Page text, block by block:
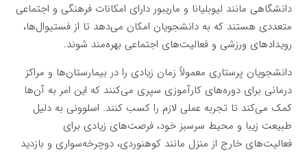
دانشگاهی مانند لیوبلیانا و ماریبور دارای امکانات فرهنگی و اجتماعی
متعددی هستند که به دانشجویان امکان می‌دهد تا از فستیوال‌ها،
رویدادهای ورزشی و فعالیت‌های اجتماعی بهره‌مند شوند.
دانشجویان پرستاری معمولاً زمان زیادی را در بیمارستان‌ها و مراکز
درمانی برای دوره‌های کارآموزی سپری می‌کنند که این امر به آن‌ها
کمک می‌کند تا تجربه عملی لازم را کسب کنند. اسلوونی به دلیل
طبیعت زیبا و محیط سرسبز خود، فرصت‌های زیادی برای
فعالیت‌های خارج از منزل مانند کوهنوردی، دوچرخه‌سواری و بازدید